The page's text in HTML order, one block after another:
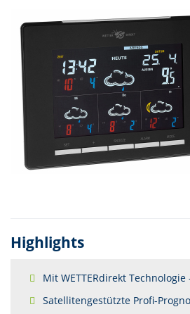
Highlights
Mit WETTERdirekt
Satellitengestützte Profi-